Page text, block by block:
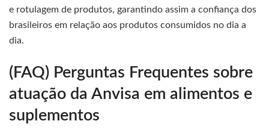
e rotulagem de produtos, garantindo assim a confiança dos
brasileiros em relação aos produtos consumidos no dia a
dia.
(FAQ) Perguntas Frequentes sobre
atuação da Anvisa em alimentos e
suplementos